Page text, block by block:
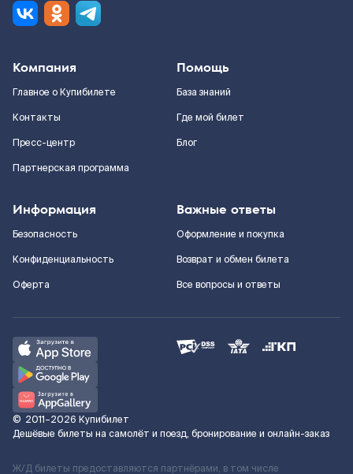
Компания
Главное о Купибилете
Контакты
Пресс-центр
Партнерская программа
Помощь
База знаний
Где мой билет
Блог
Информация
Безопасность
Конфиденциальность
Оферта
Важные ответы
Оформление и покупка
Возврат и обмен билета
Все вопросы и ответы
© 2011–2026 Купибилет
Дешёвые билеты на самолёт и поезд, бронирование и онлайн-заказ
Ж/Д билеты предоставляются партнёрами, в том числе